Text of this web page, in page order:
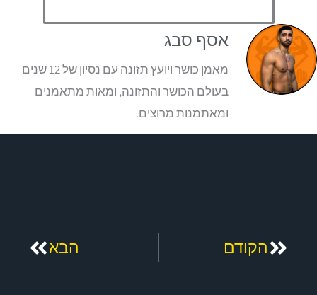
אסף סבג
מאמן כושר ויועץ תזונה עם נסיון של 12 שנים
בעולם הכושר והתזונה, ומאות מתאמנים
ומאתמנות מרוצים.
הקודם הבא